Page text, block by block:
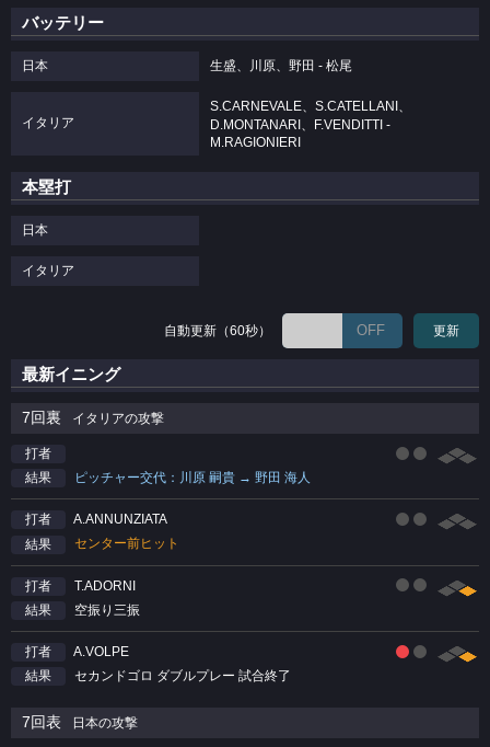
バッテリー
日本 生盛、川原、野田 - 松尾
イタリア
S.CARNEVALE、S.CATELLANI、
D.MONTANARI、F.VENDITTI -
M.RAGIONIERI
本塁打
日本
イタリア
自動更新（60秒） OFF 更新
最新イニング
7回裏 イタリアの攻撃
打者
結果
ピッチャー交代：川原 嗣貴 → 野田 海人
打者
A.ANNUNZIATA
結果
センター前ヒット
打者
T.ADORNI
結果
空振り三振
打者
A.VOLPE
結果
セカンドゴロ ダブルプレー 試合終了
7回表 日本の攻撃